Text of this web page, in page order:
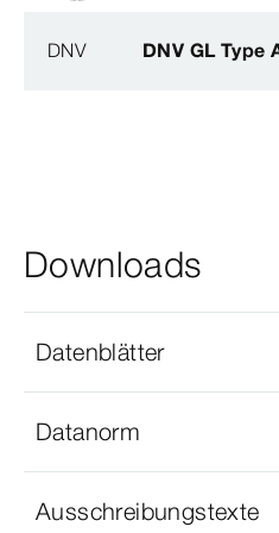
DNV DNV GL
Downloads
Datenblätter
Datanorm
Ausschreibungstexte